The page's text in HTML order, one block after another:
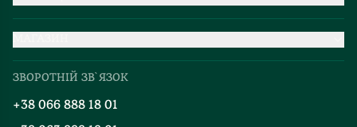
Добірки
Блог
ЗВОРОТНІЙ ЗВ`ЯЗОК
+38 066 888 18 01